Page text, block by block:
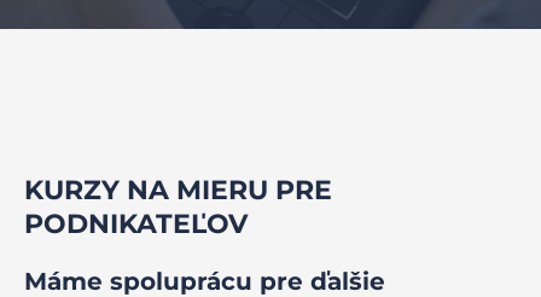
KURZY NA MIERU PRE
PODNIKATEĽOV
Máme spoluprácu pre ďalšie